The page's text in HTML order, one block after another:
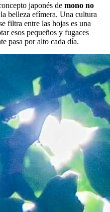
japonés de mono no
belleza efímera. Una cultura
filtra entre las hojas es una
esos pequeños y fugaces
pasa por alto cada día.